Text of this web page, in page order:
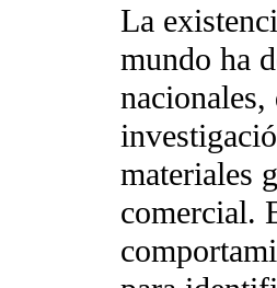
La
mundo ha
nacionales,
materiales
comercial.